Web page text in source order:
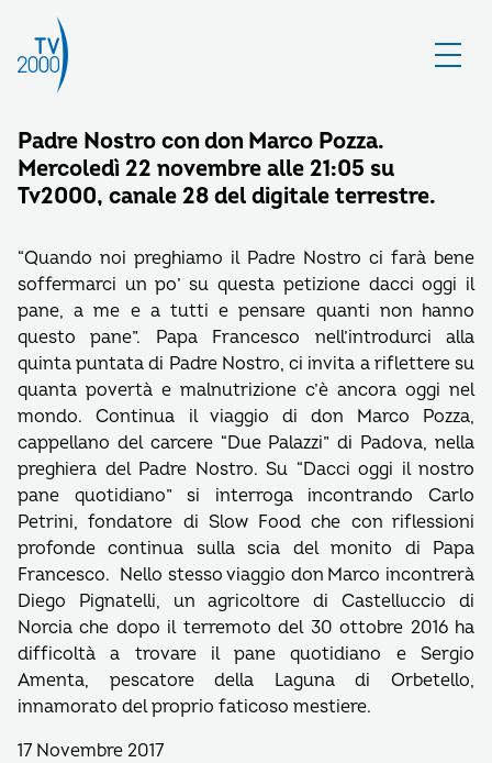
Padre Nostro con don Marco Pozza.
Mercoledì 22 novembre alle 21:05 su
Tv2000, canale 28 del digitale terrestre.
“Quando noi preghiamo il Padre Nostro ci farà bene
soffermarci un po’ su questa petizione dacci oggi il
pane, a me e a tutti e pensare quanti non hanno
questo pane”. Papa Francesco nell’introdurci alla
quinta puntata di Padre Nostro, ci invita a riflettere su
quanta povertà e malnutrizione c’è ancora oggi nel
mondo. Continua il viaggio di don Marco Pozza,
cappellano del carcere “Due Palazzi” di Padova, nella
preghiera del Padre Nostro. Su “Dacci oggi il nostro
pane quotidiano” si interroga incontrando Carlo
Petrini, fondatore di Slow Food che con riflessioni
profonde continua sulla scia del monito di Papa
Francesco. Nello stesso viaggio don Marco incontrerà
Diego Pignatelli, un agricoltore di Castelluccio di
Norcia che dopo il terremoto del 30 ottobre 2016 ha
difficoltà a trovare il pane quotidiano e Sergio
Amenta, pescatore della Laguna di Orbetello,
innamorato del proprio faticoso mestiere.
17 Novembre 2017